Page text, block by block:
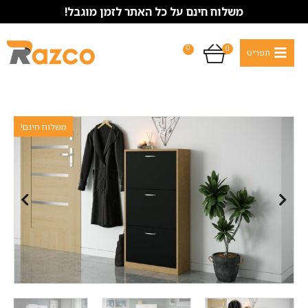
משלוח חינם על כל האתר לזמן מוגבל!
0
0
משלוח חינם!